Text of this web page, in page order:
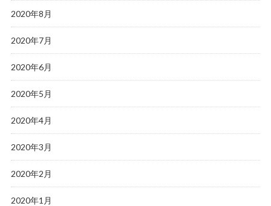
2020年8月
2020年7月
2020年6月
2020年5月
2020年4月
2020年3月
2020年2月
2020年1月